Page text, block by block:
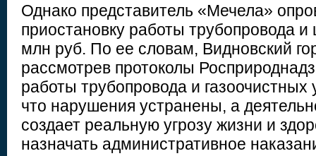
Однако представитель «Мечела»
приостановку работы трубопровода
млн руб. По ее словам, Видновский
рассмотрев протоколы
работы трубопровода и газоочистных
что нарушения устранены, а
создает реальную угрозу жизни и
назначать административное